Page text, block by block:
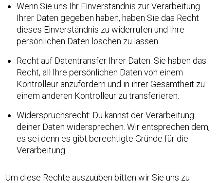
Wenn Sie uns Ihr Einverständnis zur Verarbeitung
Ihrer Daten gegeben haben, haben Sie das Recht
dieses Einverständnis zu widerrufen und Ihre
persönlichen Daten löschen zu lassen.
Recht auf Datentransfer Ihrer Daten: Sie haben das
Recht, all Ihre persönlichen Daten von einem
Kontrolleur anzufordern und in ihrer Gesamtheit zu
einem anderen Kontrolleur zu transferieren.
Widerspruchsrecht: Du kannst der Verarbeitung
deiner Daten widersprechen. Wir entsprechen dem,
es sei denn es gibt berechtigte Gründe für die
Verarbeitung.
Um diese Rechte auszuüben bitten wir Sie uns zu